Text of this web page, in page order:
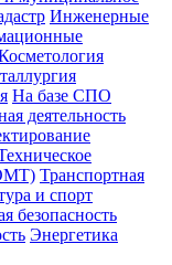
Инженерные
На базе СПО
деятельность
Транспортная
и спорт
безопасность
Энергетика